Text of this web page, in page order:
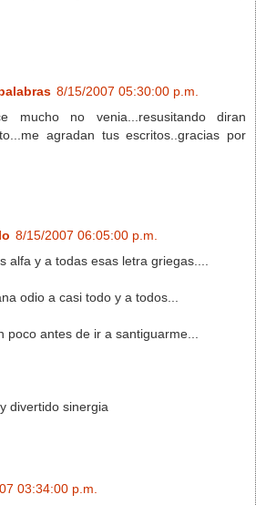
8/15/2007 05:30:00 p.m.
mucho no venia...resusitando diran
agradan tus escritos..gracias por
8/15/2007 06:05:00 p.m.
alfa y a todas esas letra griegas....
odio a casi todo y a todos...
poco antes de ir a santiguarme...
divertido sinergia
03:34:00 p.m.